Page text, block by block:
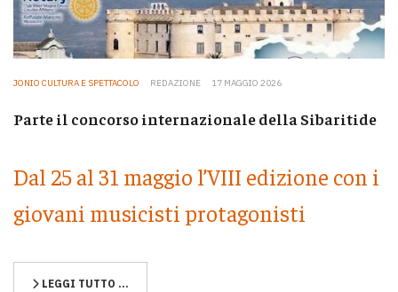
JONIO CULTURA E SPETTACOLO REDAZIONE 17 MAGGIO 2026
Parte il concorso internazionale della Sibaritide
Dal 25 al 31 maggio l’VIII edizione con i
giovani musicisti protagonisti
LEGGI TUTTO …